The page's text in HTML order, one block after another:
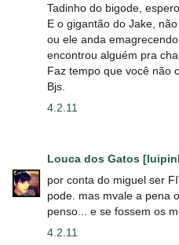
Tadinho do bigode,
E o gigantão do Jake,
ou ele anda
encontrou alguém pra
Faz tempo que você não
Bjs.
4.2.11
Louca dos Gatos
por conta do miguel ser
pode. mas mvale a pena
penso... e se fossem os
4.2.11